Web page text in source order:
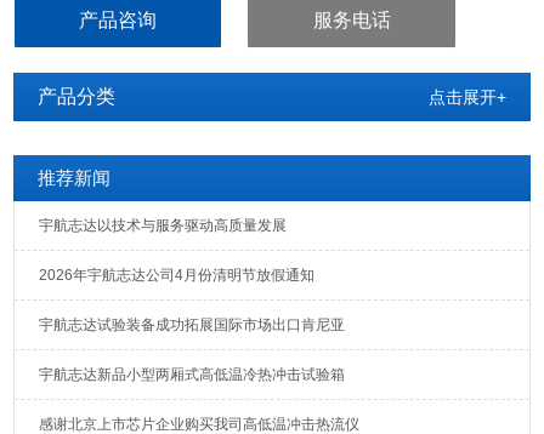
产品咨询 服务电话
产品分类 点击展开+
推荐新闻
宇航志达以技术与服务驱动高质量发展
2026年宇航志达公司4月份清明节放假通知
宇航志达试验装备成功拓展国际市场出口肯尼亚
宇航志达新品小型两厢式高低温冷热冲击试验箱
感谢北京上市芯片企业购买我司高低温冲击热流仪